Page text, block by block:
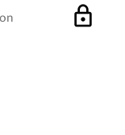
lock